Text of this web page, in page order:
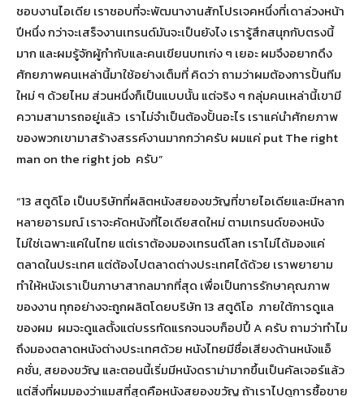
ชอบงานไอเดีย เราชอบที่จะพัฒนางานสักโปรเจคหนึ่งที่เดาล่วงหน้า
ปีหนึ่ง กว่าจะเสร็จงานเทรนด์มันจะเป็นยังไง เรารู้สึกสนุกกับตรงนี้
มาก และผมรู้จักผู้กำกับและคนเขียนบทเก่ง ๆ เยอะ ผมจึงอยากดึง
ศักยภาพคนเหล่านี้มาใช้อย่างเต็มที่ คิดว่า ถามว่าผมต้องการปั้นทีม
ใหม่ ๆ ด้วยไหม ส่วนหนึ่งก็เป็นแบบนั้น แต่จริง ๆ กลุ่มคนเหล่านี้เขามี
ความสามารถอยู่แล้ว เราไม่จำเป็นต้องปั้นอะไร เราแค่นำศักยภาพ
ของพวกเขามาสร้างสรรค์งานมากกว่าครับ ผมแค่ put The right
man on the right job ครับ”
“13 สตูดิโอ เป็นบริษัทที่ผลิตหนังสยองขวัญที่ขายไอเดียและมีหลาก
หลายอารมณ์ เราจะคัดหนังที่ไอเดียสดใหม่ ตามเทรนด์ของหนัง
ไม่ใช่เฉพาะแค่ในไทย แต่เราต้องมองเทรนด์โลก เราไม่ได้มองแค่
ตลาดในประเทศ แต่ต้องไปตลาดต่างประเทศได้ด้วย เราพยายาม
ทำให้หนังเราเป็นภาษาสากลมากที่สุด เพื่อเป็นการรักษาคุณภาพ
ของงาน ทุกอย่างจะถูกผลิตโดยบริษัท 13 สตูดิโอ ภายใต้การดูแล
ของผม ผมจะดูแลตั้งแต่บรรทัดแรกจนจบก็อปปี้ A ครับ ถามว่าทำไม
ถึงมองตลาดหนังต่างประเทศด้วย หนังไทยมีชื่อเสียงด้านหนังแอ็
คชั่น, สยองขวัญ และตอนนี้เริ่มมีหนังดราม่ามากขึ้นเป็นคัลเจอร์แล้ว
แต่สิ่งที่ผมมองว่าแมสที่สุดคือหนังสยองขวัญ ถ้าเราไปดูการซื้อขาย